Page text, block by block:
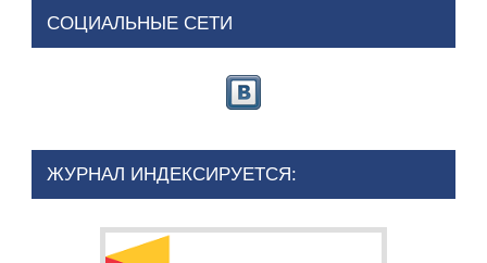
СОЦИАЛЬНЫЕ СЕТИ
ЖУРНАЛ ИНДЕКСИРУЕТСЯ: